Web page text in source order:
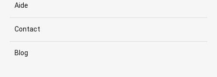
Aide
Contact
Blog